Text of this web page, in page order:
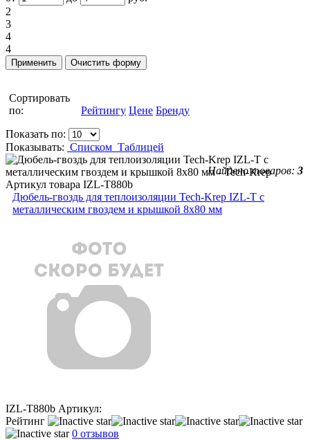
2
3
4
4
Сортировать
по:
Рейтингу Цене Бренду
Показать по:
Показывать: Списком Таблицей
Найдено товаров: 3
Артикул товара IZL-T880b
Дюбель-гвоздь для теплоизоляции Tech-Krep IZL-T с
металлическим гвоздем и крышкой 8х80 мм
IZL-T880b Артикул:
Рейтинг
0 отзывов